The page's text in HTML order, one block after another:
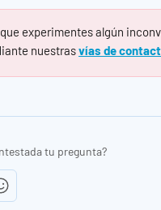
que experimentes algún
nuestras vías de
tu pregunta?